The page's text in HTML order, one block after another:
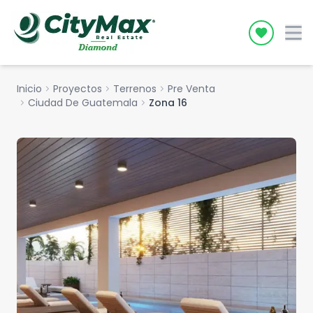
Icon
Inicio chevron_right Proyectos chevron_right Terrenos chevron_right Pre Venta
chevron_right Ciudad De Guatemala chevron_right Zona 16